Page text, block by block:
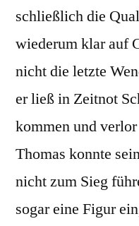
schließlich die
wiederum klar auf
nicht die letzte
er ließ in Zeitnot
kommen und
Thomas konnte
nicht zum Sieg
sogar eine Figur